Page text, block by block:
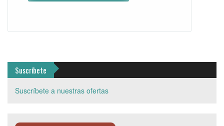
Suscríbete
Suscríbete a nuestras ofertas